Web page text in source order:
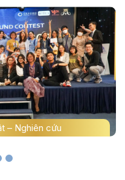
– Nghiên cứu